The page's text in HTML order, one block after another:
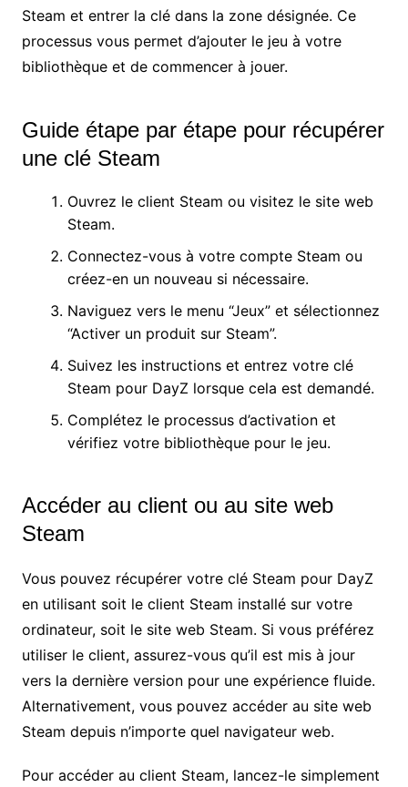
Steam et entrer la clé dans la zone désignée. Ce
processus vous permet d’ajouter le jeu à votre
bibliothèque et de commencer à jouer.
Guide étape par étape pour récupérer
une clé Steam
Ouvrez le client Steam ou visitez le site web
Steam.
Connectez-vous à votre compte Steam ou
créez-en un nouveau si nécessaire.
Naviguez vers le menu “Jeux” et sélectionnez
“Activer un produit sur Steam”.
Suivez les instructions et entrez votre clé
Steam pour DayZ lorsque cela est demandé.
Complétez le processus d’activation et
vérifiez votre bibliothèque pour le jeu.
Accéder au client ou au site web
Steam
Vous pouvez récupérer votre clé Steam pour DayZ
en utilisant soit le client Steam installé sur votre
ordinateur, soit le site web Steam. Si vous préférez
utiliser le client, assurez-vous qu’il est mis à jour
vers la dernière version pour une expérience fluide.
Alternativement, vous pouvez accéder au site web
Steam depuis n’importe quel navigateur web.
Pour accéder au client Steam, lancez-le simplement